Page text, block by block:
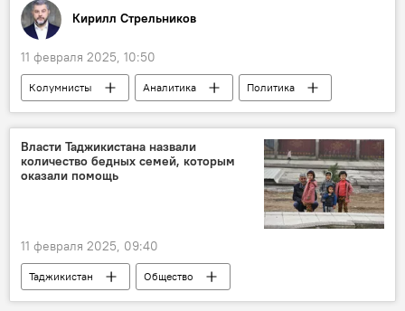
Кирилл Стрельников
11 февраля 2025, 10:50
Колумнисты Аналитика
Политика
США
Украина
Власти Таджикистана назвали
количество бедных семей, которым
оказали помощь
11 февраля 2025, 09:40
Таджикистан
Общество
Экономика
бедность